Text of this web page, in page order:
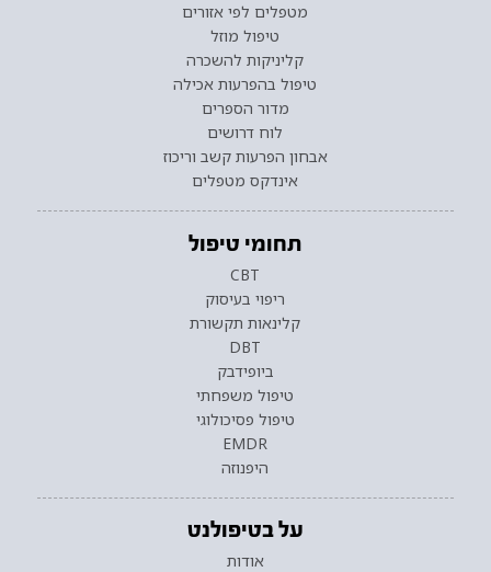
מטפלים לפי אזורים
טיפול מוזל
קליניקות להשכרה
טיפול בהפרעות אכילה
מדור הספרים
לוח דרושים
אבחון הפרעות קשב וריכוז
אינדקס מטפלים
תחומי טיפול
CBT
ריפוי בעיסוק
קלינאות תקשורת
DBT
ביופידבק
טיפול משפחתי
טיפול פסיכולוגי
EMDR
היפנוזה
על בטיפולנט
אודות